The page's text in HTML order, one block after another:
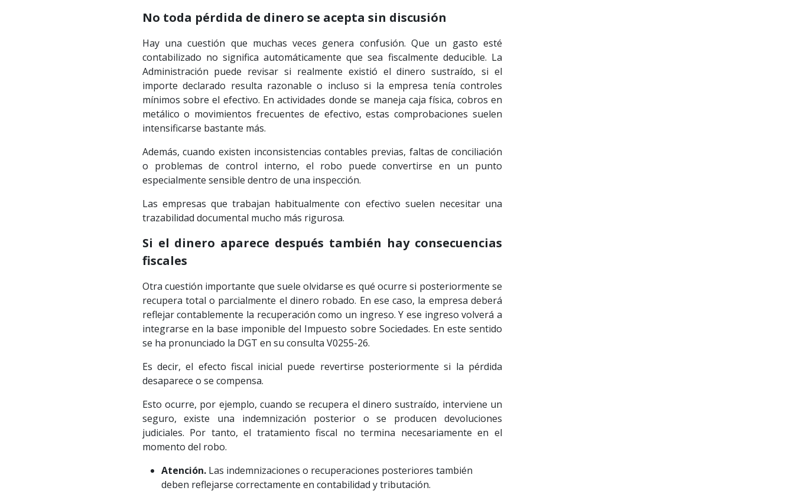
No toda pérdida de dinero se acepta sin discusión
Hay una cuestión que muchas veces genera confusión. Que un gasto esté
contabilizado no significa automáticamente que sea fiscalmente deducible. La
Administración puede revisar si realmente existió el dinero sustraído, si el
importe declarado resulta razonable o incluso si la empresa tenía controles
mínimos sobre el efectivo. En actividades donde se maneja caja física, cobros en
metálico o movimientos frecuentes de efectivo, estas comprobaciones suelen
intensificarse bastante más.
Además, cuando existen inconsistencias contables previas, faltas de conciliación
o problemas de control interno, el robo puede convertirse en un punto
especialmente sensible dentro de una inspección.
Las empresas que trabajan habitualmente con efectivo suelen necesitar una
trazabilidad documental mucho más rigurosa.
Si el dinero aparece después también hay consecuencias
fiscales
Otra cuestión importante que suele olvidarse es qué ocurre si posteriormente se
recupera total o parcialmente el dinero robado. En ese caso, la empresa deberá
reflejar contablemente la recuperación como un ingreso. Y ese ingreso volverá a
integrarse en la base imponible del Impuesto sobre Sociedades. En este sentido
se ha pronunciado la DGT en su consulta V0255-26.
Es decir, el efecto fiscal inicial puede revertirse posteriormente si la pérdida
desaparece o se compensa.
Esto ocurre, por ejemplo, cuando se recupera el dinero sustraído, interviene un
seguro, existe una indemnización posterior o se producen devoluciones
judiciales. Por tanto, el tratamiento fiscal no termina necesariamente en el
momento del robo.
Atención.Las indemnizaciones o recuperaciones posteriores también
deben reflejarse correctamente en contabilidad y tributación.